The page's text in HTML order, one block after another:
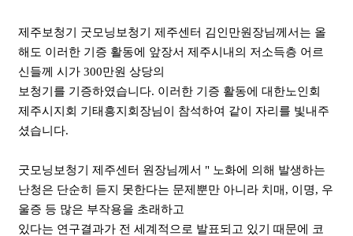
제주보청기 굿모닝보청기 제주센터 김인만원장님께서는 올
해도 이러한 기증 활동에 앞장서 제주시내의 저소득층 어르
신들께 시가 300만원 상당의
보청기를 기증하였습니다. 이러한 기증 활동에 대한노인회
제주시지회 기태흥지회장님이 참석하여 같이 자리를 빛내주
셨습니다.
굿모닝보청기 제주센터 원장님께서 " 노화에 의해 발생하는
난청은 단순히 듣지 못한다는 문제뿐만 아니라 치매, 이명, 우
울증 등 많은 부작용을 초래하고
있다는 연구결과가 전 세계적으로 발표되고 있기 때문에 코